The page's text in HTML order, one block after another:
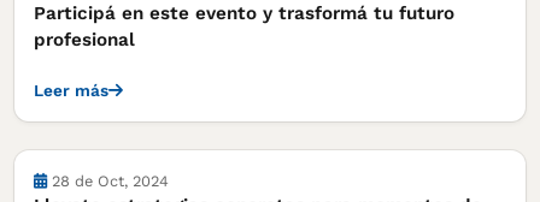
Participá en este evento y trasformá tu futuro
profesional
Leer más
Actividades
28 de Oct, 2024